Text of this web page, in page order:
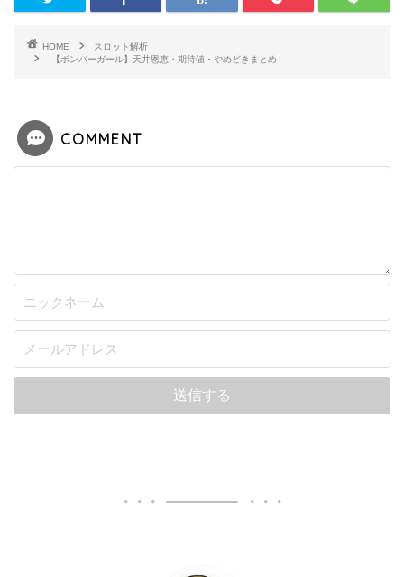
HOME
スロット解析
【ボンバーガール】天井恩恵・期待値・やめどきまとめ
COMMENT